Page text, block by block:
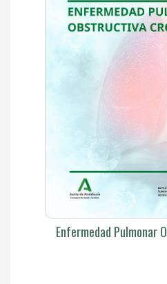
Enfermedad Pulmonar